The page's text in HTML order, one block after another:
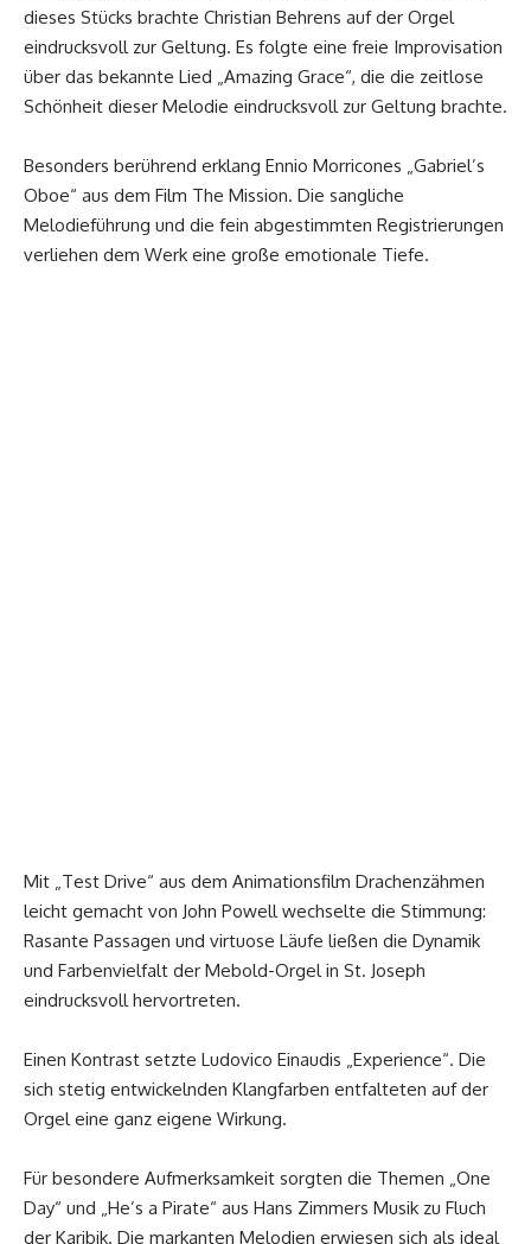
dieses Stücks brachte Christian Behrens auf der Orgel
eindrucksvoll zur Geltung. Es folgte eine freie Improvisation
über das bekannte Lied „Amazing Grace“, die die zeitlose
Schönheit dieser Melodie eindrucksvoll zur Geltung brachte.
Besonders berührend erklang Ennio Morricones „Gabriel’s
Oboe“ aus dem Film The Mission. Die sangliche
Melodieführung und die fein abgestimmten Registrierungen
verliehen dem Werk eine große emotionale Tiefe.
Mit „Test Drive“ aus dem Animationsfilm Drachenzähmen
leicht gemacht von John Powell wechselte die Stimmung:
Rasante Passagen und virtuose Läufe ließen die Dynamik
und Farbenvielfalt der Mebold-Orgel in St. Joseph
eindrucksvoll hervortreten.
Einen Kontrast setzte Ludovico Einaudis „Experience“. Die
sich stetig entwickelnden Klangfarben entfalteten auf der
Orgel eine ganz eigene Wirkung.
Für besondere Aufmerksamkeit sorgten die Themen „One
Day“ und „He’s a Pirate“ aus Hans Zimmers Musik zu Fluch
der Karibik. Die markanten Melodien erwiesen sich als ideal